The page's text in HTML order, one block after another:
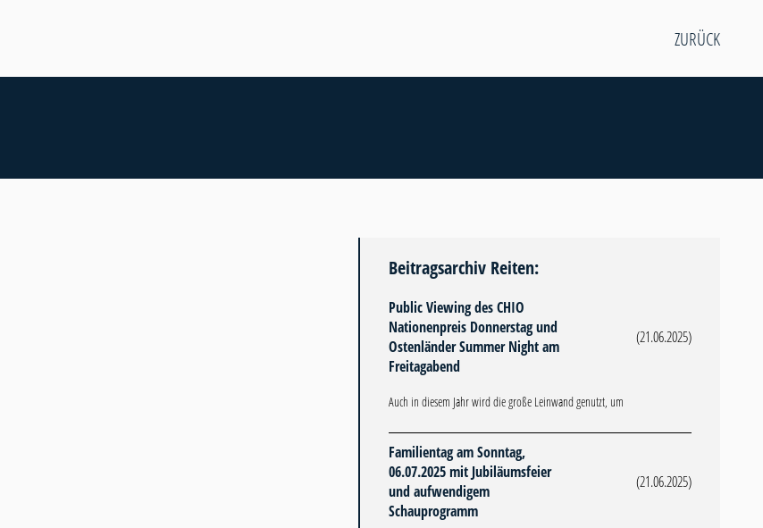
ZURÜCK
Beitragsarchiv Reiten:
Public Viewing des CHIO
Nationenpreis Donnerstag und
Ostenländer Summer Night am
Freitagabend
(21.06.2025)
Auch in diesem Jahr wird die große Leinwand genutzt, um
Familientag am Sonntag,
06.07.2025 mit Jubiläumsfeier
und aufwendigem
Schauprogramm
(21.06.2025)